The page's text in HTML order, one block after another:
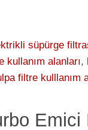
süpürge
kullanım alanları,
filtre kulllanım
Emici